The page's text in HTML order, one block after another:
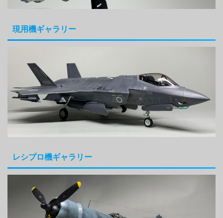
現用機ギャラリー
レシプロ機ギャラリー